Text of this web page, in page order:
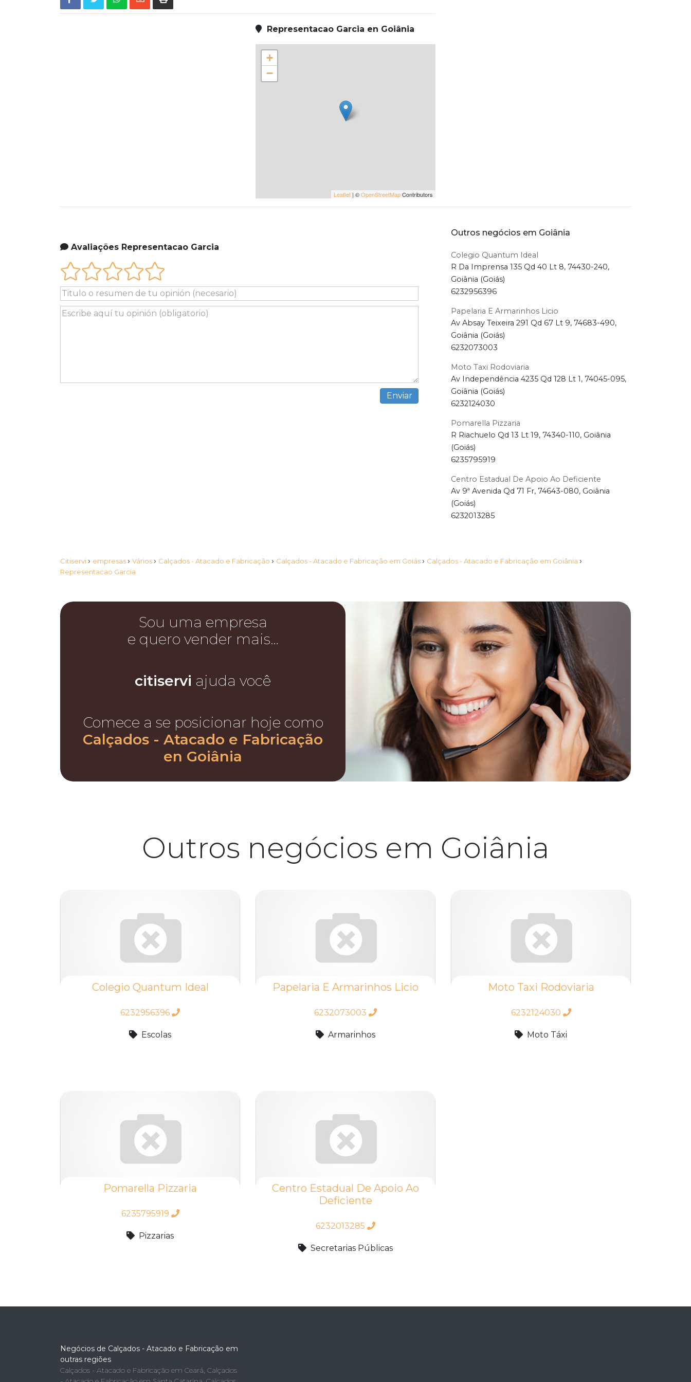
Representacao Garcia en Goiânia
+
−
Leaflet | ©OpenStreetMapContributors
Avaliações Representacao Garcia
Outros negócios em Goiânia
Colegio Quantum Ideal
R Da Imprensa 135 Qd 40 Lt 8, 74430-240,
Goiânia (Goiás)
6232956396
Papelaria E Armarinhos Licio
Av Absay Teixeira 291 Qd 67 Lt 9, 74683-490,
Goiânia (Goiás)
6232073003
Moto Taxi Rodoviaria
Av Independência 4235 Qd 128 Lt 1, 74045-095,
Goiânia (Goiás)
6232124030
Pomarella Pizzaria
R Riachuelo Qd 13 Lt 19, 74340-110, Goiânia
(Goiás)
6235795919
Centro Estadual De Apoio Ao Deficiente
Av 9ª Avenida Qd 71 Fr, 74643-080, Goiânia
(Goiás)
6232013285
Citiservi › empresas › Vários › Calçados - Atacado e Fabricação › Calçados - Atacado e Fabricação em Goiás › Calçados - Atacado e Fabricação em Goiânia ›
Representacao Garcia
Sou uma empresa
e quero vender mais…
citiservi ajuda você
Comece a se posicionar hoje como
Calçados - Atacado e Fabricação
en Goiânia
Outros negócios em Goiânia
Colegio Quantum Ideal
6232956396
Escolas
Papelaria E Armarinhos Licio
6232073003
Armarinhos
Moto Taxi Rodoviaria
6232124030
Moto Táxi
Pomarella Pizzaria
6235795919
Pizzarias
Centro Estadual De Apoio Ao
Deficiente
6232013285
Secretarias Públicas
Negócios de Calçados - Atacado e Fabricação em
outras regiões
Calçados - Atacado e Fabricação em Ceará, Calçados